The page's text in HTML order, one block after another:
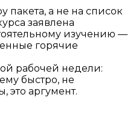
пакета, а не на список
заявлена
изучению —
горячие
рабочей недели:
быстро, не
это аргумент.